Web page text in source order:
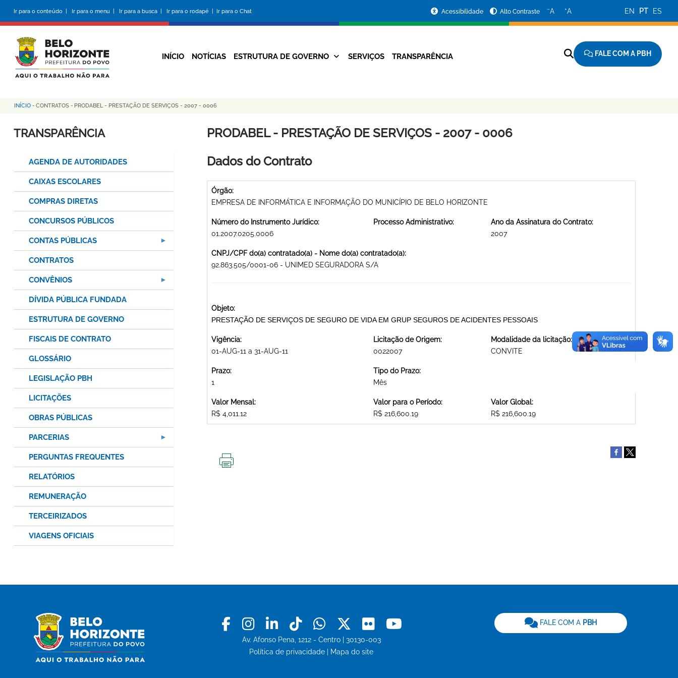
conteúdo
principal
Ir para o conteúdo | Ir para o menu | Ir para a busca | Ir para o rodapé | Ir para o Chat
da
Prefeitura
Acessibilidade Alto Contraste −A +A EN PT ES
Navegação
INÍCIO NOTÍCIAS ESTRUTURA DE GOVERNO SERVIÇOS TRANSPARÊNCIA FALE COM A PBH
Trilha
de
INÍCIO - CONTRATOS - PRODABEL - PRESTAÇÃO DE SERVIÇOS - 2007 - 0006
PRODABEL - PRESTAÇÃO DE SERVIÇOS - 2007 - 0006
Dados do Contrato
Órgão:
EMPRESA DE INFORMÁTICA E INFORMAÇÃO DO MUNICÍPIO DE BELO HORIZONTE
Número do Instrumento Jurídico:
01.2007.0205.0006
Processo Administrativo:
Ano da Assinatura do Contrato:
2007
CNPJ/CPF do(a) contratado(a) - Nome do(a) contratado(a):
92.863.505/0001-06 - UNIMED SEGURADORA S/A
Objeto:
PRESTAÇÃO DE SERVIÇOS DE SEGURO DE VIDA EM GRUP SEGUROS DE ACIDENTES PESSOAIS
Vigência:
01-AUG-11 a 31-AUG-11
Licitação de Origem:
0022007
Modalidade da licitação:
CONVITE
Prazo:
1
Tipo do Prazo:
Mês
Valor Mensal:
R$ 4,011.12
Valor para o Período:
R$ 216,600.19
Valor Global:
R$ 216,600.19
TRANSPARÊNCIA
AGENDA DE AUTORIDADES
CAIXAS ESCOLARES
COMPRAS DIRETAS
CONCURSOS PÚBLICOS
CONTAS PÚBLICAS
CONTRATOS
CONVÊNIOS
DÍVIDA PÚBLICA FUNDADA
ESTRUTURA DE GOVERNO
FISCAIS DE CONTRATO
GLOSSÁRIO
LEGISLAÇÃO PBH
LICITAÇÕES
OBRAS PÚBLICAS
PARCERIAS
PERGUNTAS FREQUENTES
RELATÓRIOS
REMUNERAÇÃO
TERCEIRIZADOS
VIAGENS OFICIAIS
Facebook
Instagram
LinkedinTiktokWhatsapp
X Flickr
Av. Afonso Pena, 1212 - Centro | 30130-003
Política de privacidade
Mapa do site
FALE COM A PBH